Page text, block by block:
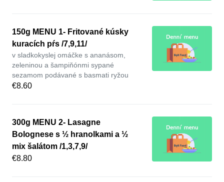
150g MENU 1- Fritované kúsky
kuracích pŕs /7,9,11/
v sladkokyslej omáčke s ananásom,
zeleninou a šampiňónmi sypané
sezamom podávané s basmati ryžou
€8.60
300g MENU 2- Lasagne
Bolognese s ½ hranolkami a ½
mix šalátom /1,3,7,9/
€8.80